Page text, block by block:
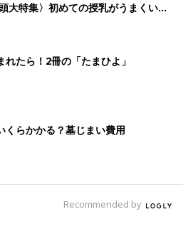
イベントがあって、子どもに会いに
親は来なかったので、“パパ、マ
思っていました」（小春さん）
」と自然と思えた
大特集〉初めての授乳がうまくい
ミルクの基本と夏のトラブル 解決テ
れたら！2冊の「たまひよ」
くらかかる？墓じまい費用
Recommended by